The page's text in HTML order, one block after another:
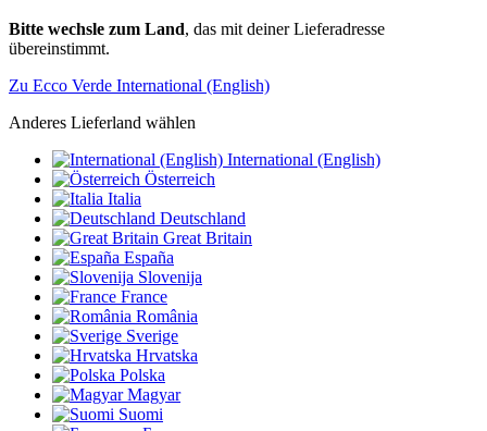
Bitte wechsle zum Land, das mit deiner Lieferadresse
übereinstimmt.
Zu Ecco Verde International (English)
Anderes Lieferland wählen
International (English)
Österreich
Italia
Deutschland
Great Britain
España
Slovenija
France
România
Sverige
Hrvatska
Polska
Magyar
Suomi